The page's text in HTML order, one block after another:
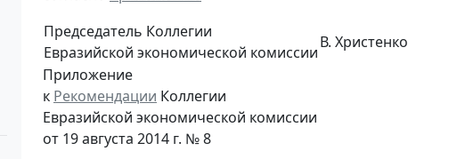
Председатель Коллегии
Евразийской экономической комиссии
В. Христенко
Приложение
к Рекомендации Коллегии
Евразийской экономической комиссии
от 19 августа 2014 г. № 8